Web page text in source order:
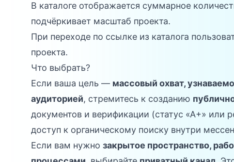
В каталоге отображается суммарное
подчёркивает масштаб проекта.
При переходе по ссылке из каталога
проекта.
Что выбрать?
Если ваша цель — массовый охват,
аудиторией, стремитесь к созданию
документов и верификации (статус «А+» или
доступ к органическому поиску внутри
Если вам нужно закрытое пространство,